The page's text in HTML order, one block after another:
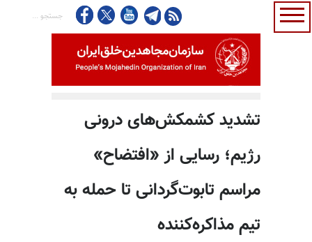
تشدید کشمکش‌های درونی
رژیم؛ رسایی از «افتضاح»
مراسم تابوت‌گردانی تا حمله به
تیم مذاکره‌کننده